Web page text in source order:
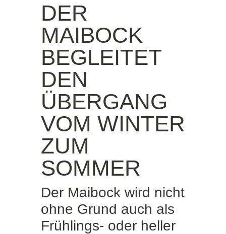
DER
MAIBOCK
BEGLEITET
DEN
ÜBERGANG
VOM WINTER
ZUM
SOMMER
Der Maibock wird nicht
ohne Grund auch als
Frühlings- oder heller